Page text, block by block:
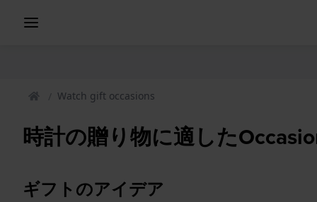
Watch gift occasions
時計の贈り物に適した
ギフトのアイデア